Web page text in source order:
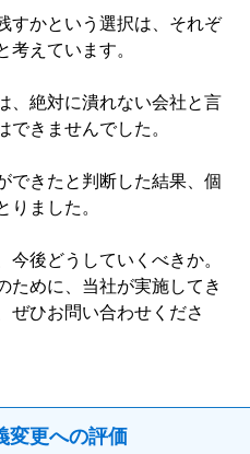
すかという選択は、それぞ
考えています。
、絶対に潰れない会社と言
できませんでした。
できたと判断した結果、個
りました。
後どうしていくべきか。
ために、当社が実施してき
ぜひお問い合わせくださ
変更への評価